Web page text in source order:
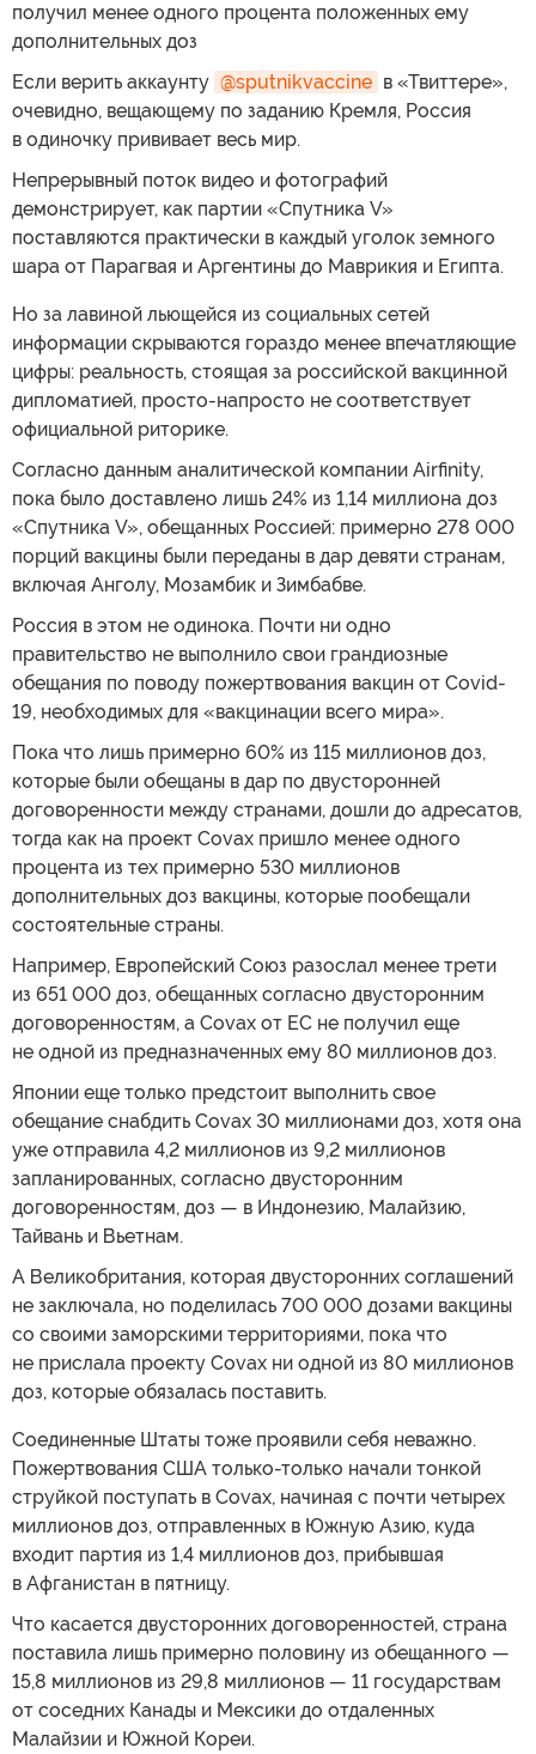
получил менее одного процента положенных ему
дополнительных доз
Если верить аккаунту @sputnikvaccine в «Твиттере»,
очевидно, вещающему по заданию Кремля, Россия
в одиночку прививает весь мир.
Непрерывный поток видео и фотографий
демонстрирует, как партии «Спутника V»
поставляются практически в каждый уголок земного
шара от Парагвая и Аргентины до Маврикия и Египта.
Но за лавиной льющейся из социальных сетей
информации скрываются гораздо менее впечатляющие
цифры: реальность, стоящая за российской вакцинной
дипломатией, просто-напросто не соответствует
официальной риторике.
Согласно данным аналитической компании Airfinity,
пока было доставлено лишь 24% из 1,14 миллиона доз
«Спутника V», обещанных Россией: примерно 278 000
порций вакцины были переданы в дар девяти странам,
включая Анголу, Мозамбик и Зимбабве.
Россия в этом не одинока. Почти ни одно
правительство не выполнило свои грандиозные
обещания по поводу пожертвования вакцин от Covid-
19, необходимых для «вакцинации всего мира».
Пока что лишь примерно 60% из 115 миллионов доз,
которые были обещаны в дар по двусторонней
договоренности между странами, дошли до адресатов,
тогда как на проект Covax пришло менее одного
процента из тех примерно 530 миллионов
дополнительных доз вакцины, которые пообещали
состоятельные страны.
Например, Европейский Союз разослал менее трети
из 651 000 доз, обещанных согласно двусторонним
договоренностям, а Covax от ЕС не получил еще
не одной из предназначенных ему 80 миллионов доз.
Японии еще только предстоит выполнить свое
обещание снабдить Covax 30 миллионами доз, хотя она
уже отправила 4,2 миллионов из 9,2 миллионов
запланированных, согласно двусторонним
договоренностям, доз — в Индонезию, Малайзию,
Тайвань и Вьетнам.
А Великобритания, которая двусторонних соглашений
не заключала, но поделилась 700 000 дозами вакцины
со своими заморскими территориями, пока что
не прислала проекту Covax ни одной из 80 миллионов
доз, которые обязалась поставить.
Соединенные Штаты тоже проявили себя неважно.
Пожертвования США только-только начали тонкой
струйкой поступать в Covax, начиная с почти четырех
миллионов доз, отправленных в Южную Азию, куда
входит партия из 1,4 миллионов доз, прибывшая
в Афганистан в пятницу.
Что касается двусторонних договоренностей, страна
поставила лишь примерно половину из обещанного —
15,8 миллионов из 29,8 миллионов — 11 государствам
от соседних Канады и Мексики до отдаленных
Малайзии и Южной Кореи.